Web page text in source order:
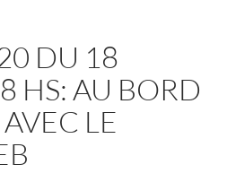
DU 18
HS: AU BORD
LE